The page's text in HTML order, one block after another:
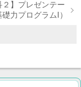
２】プレゼンテー
力プログラムⅠ）